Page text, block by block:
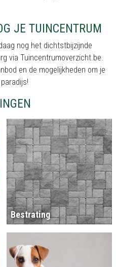
JE TUINCENTRUM
nog het dichtstbijzijnde
via Tuincentrumoverzicht.be.
en de mogelijkheden om je
Bestrating